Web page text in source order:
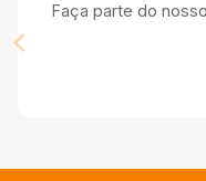
Faça parte do